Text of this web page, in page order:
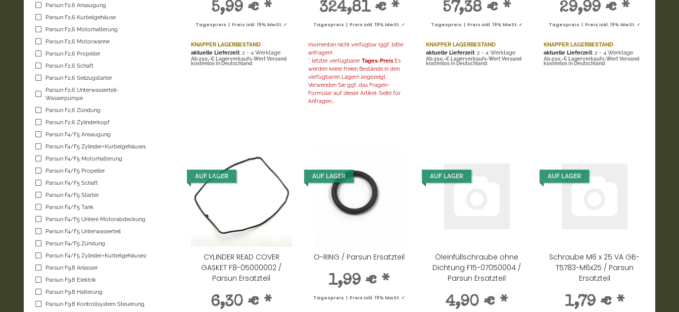
5,99 € *
Tagespreis | Preis inkl. 19% MwSt. ✓
KNAPPER LAGERBESTAND
aktuelle Lieferzeit: 2 - 4 Werktage
Ab 250,-€ Lagerverkaufs-Wert Versand
kostenlos in Deutschland
324,81 € *
Tagespreis | Preis inkl. 19% MwSt. ✓
momentan nicht verfügbar (ggf. bitte
anfragen)
* letzter verfügbarerTages-Preis Es
werden keine freien Bestände in den
verfügbaren Lägern angezeigt.
Verwenden Sie ggf. das Fragen-
Formular auf dieser Artikel-Seite für
Anfragen...
57,38 € *
Tagespreis | Preis inkl. 19% MwSt. ✓
KNAPPER LAGERBESTAND
aktuelle Lieferzeit: 2 - 4 Werktage
Ab 250,-€ Lagerverkaufs-Wert Versand
kostenlos in Deutschland
29,99 € *
Tagespreis | Preis inkl. 19% MwSt. ✓
KNAPPER LAGERBESTAND
aktuelle Lieferzeit: 2 - 4 Werktage
Ab 250,-€ Lagerverkaufs-Wert Versand
kostenlos in Deutschland
AUF LAGER
CYLINDER READ COVER
GASKET F8-05000002 /
Parsun Ersatzteil
6,30 € *
AUF LAGER
O-RING / Parsun Ersatzteil
1,99 € *
Tagespreis | Preis inkl. 19% MwSt. ✓
AUF LAGER
Öleinfüllschraube ohne
Dichtung F15-07050004 /
Parsun Ersatzteil
4,90 € *
AUF LAGER
Schraube M6 x 25 VA GB-
T5783-M6x25 / Parsun
Ersatzteil
1,79 € *
Parsun F2.6 Ansaugung
Parsun F2,6 Kurbelgehäuse
Parsun F2,6 Motorhalterung
Parsun F2,6 Motorwanne
Parsun F2,6 Propeller
Parsun F2,6 Schaft
Parsun F2,6 Seilzugstarter
Parsun F2,6 Unterwasserteil-
Wasserpumpe
Parsun F2,6 Zündung
Parsun F2,6 Zylinderkopf
Parsun F4/F5 Ansaugung
Parsun F4/F5 Zylinder+Kurbelgehäuse1
Parsun F4/F5 Motorhalterung
Parsun F4/F5 Propeller
Parsun F4/F5 Schaft
Parsun F4/F5 Starter
Parsun F4/F5 Tank
Parsun F4/F5 Untere Motorabdeckung
Parsun F4/F5 Unterwasserteil
Parsun F4/F5 Zündung
Parsun F4/F5 Zylinder+Kurbelgehäuse2
Parsun F9.8 Anlasser
Parsun F9.8 Elektrik
Parsun F9.8 Halterung
Parsun F9.8 Kontrollsystem Steuerung